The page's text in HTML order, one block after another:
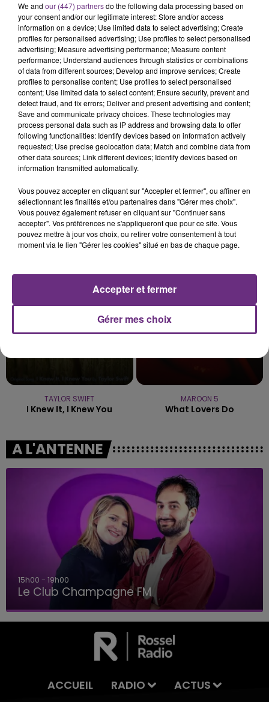
5 août 2026
UN FEU DE REMORQUE BLOQUE LA
CIRCULATION DANS LES ARDENNES
Un feu de remorque s'est déclaré ce mercredi en
fin de matinée sur l'A34.
5 août 2026
VENEZ FÊTER CE WEEK-END
L'ANNIVERSAIRE DE WOINIC
Ce samedi 8 août sera un grand jour :
l'anniversaire du plus gros sanglier du monde.
Une fête est donc organisée et vous êtes tous
conviés !
TITRES DIFFUSÉS
8h13
8h13
TAYLOR SWIFT
I Knew It, I Knew You
8h10
8h10
MAROON 5
What Lovers Do
A L'ANTENNE
15h00 - 19h00
Le Club Champagne FM
ACCUEIL RADIO ACTUS
We and our (447) partnersdo the following data processing based on
your consent and/or our legitimate interest: Store and/or access
information on a device; Use limited data to select advertising; Create
profiles for personalised advertising; Use profiles to select personalised
advertising; Measure advertising performance; Measure content
performance; Understand audiences through statistics or combinations
of data from different sources; Develop and improve services; Create
profiles to personalise content; Use profiles to select personalised
content; Use limited data to select content; Ensure security, prevent and
detect fraud, and fix errors; Deliver and present advertising and content;
Save and communicate privacy choices. These technologies may
process personal data such as IP address and browsing data to offer
following functionalities: Identify devices based on information actively
requested; Use precise geolocation data; Match and combine data from
other data sources; Link different devices; Identify devices based on
information transmitted automatically.
Vous pouvez accepter en cliquant sur "Accepter et fermer", ou affiner en
sélectionnant les finalités et/ou partenaires dans "Gérer mes choix".
Vous pouvez également refuser en cliquant sur "Continuer sans
accepter". Vos préférences ne s'appliqueront que pour ce site. Vous
pouvez mettre à jour vos choix, ou retirer votre consentement à tout
moment via le lien "Gérer les cookies" situé en bas de chaque page.
Gérer mes choix
Accepter et fermer